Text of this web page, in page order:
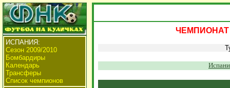
ИСПАНИЯ:
Сезон 2009/2010
Бомбардиры
Календарь
Трансферы
Список чемпионов
ЧЕМПИОНАТ